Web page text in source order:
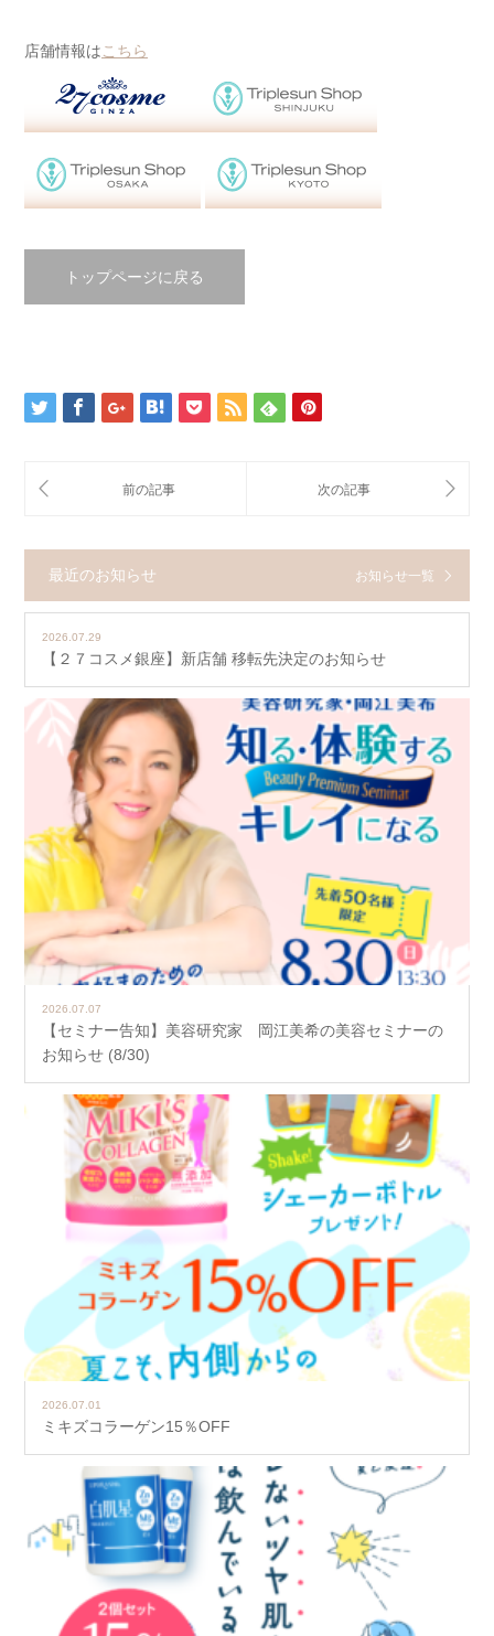
店舗情報は こちら
トップページに戻る
最近のお知らせ お知らせ一覧
2026.07.29
【２７コスメ銀座】新店舗 移転先決定のお知らせ
2026.07.07
【セミナー告知】美容研究家 岡江美希の美容セミナーの
お知らせ (8/30)
2026.07.01
ミキズコラーゲン15％OFF